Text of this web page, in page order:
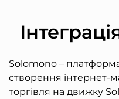
Solomono –
створення інтернет-
торгівля на движку